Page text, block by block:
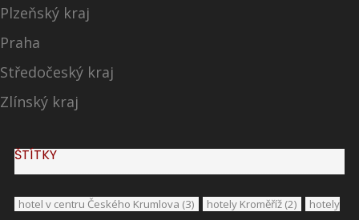
Plzeňský kraj
Praha
Středočeský kraj
Zlínský kraj
ŠTÍTKY
hotel v centru Českého Krumlova (3) hotely Kroměříž (2)
hotely